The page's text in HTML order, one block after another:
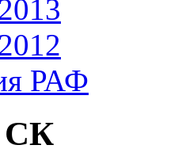
РАФ
СК